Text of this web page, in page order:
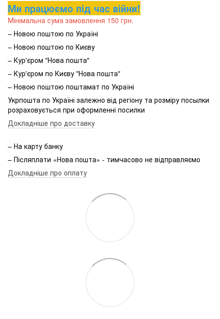
Ми працюємо під час війни!
Мінімальна сума замовлення 150 грн.
– Новою поштою по Україні
– Новою поштою по Києву
– Кур'єром "Нова пошта"
– Кур'єром по Києву "Нова пошта"
– Новою поштою поштамат по Україні
Укрпошта по Україні залежно від регіону та розміру посылки
розраховується при оформленні посилки
Докладніше про доставку
– На карту банку
– Післяплати «Нова пошта» - тимчасово не відправляємо
Докладніше про оплату